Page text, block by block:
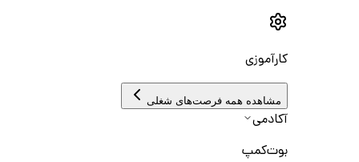
کارآموزی
مشاهده همه فرصت‌های شغلی
آکادمی
بوت‌کمپ